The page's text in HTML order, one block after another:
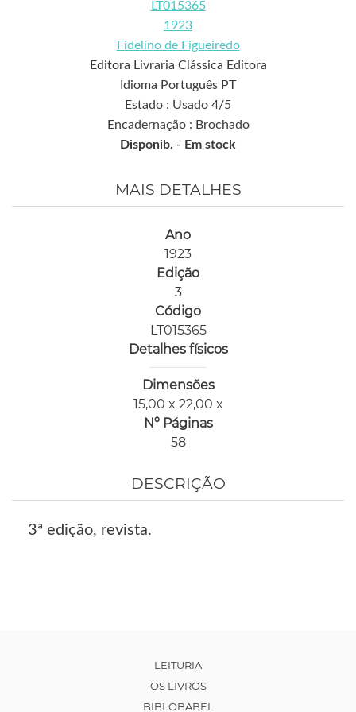
LT015365
1923
Fidelino de Figueiredo
Editora Livraria Clássica Editora
Idioma Português PT
Estado : Usado 4/5
Encadernação : Brochado
Disponib. - Em stock
MAIS DETALHES
Ano
1923
Edição
3
Código
LT015365
Detalhes físicos
Dimensões
15,00 x 22,00 x
Nº Páginas
58
DESCRIÇÃO
3ª edição, revista.
LEITURIA
OS LIVROS
BIBLOBABEL